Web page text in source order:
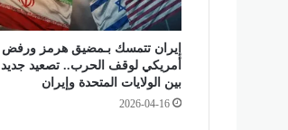
و
ح
ا
ط
إيران تتمسك بـمضيق هرمز ورفض
أمريكي لوقف الحرب.. تصعيد جديد
بين الولايات المتحدة وإيران
2026-04-16